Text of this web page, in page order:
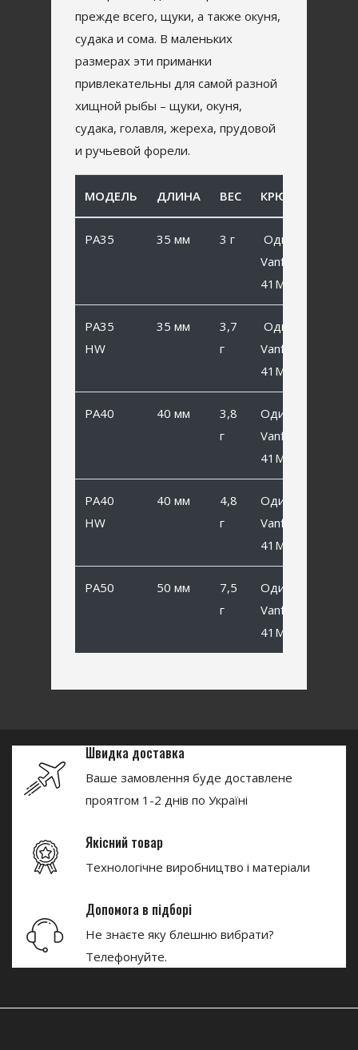
прежде всего, щуки, а также окуня,
судака и сома. В маленьких
размерах эти приманки
привлекательны для самой разной
хищной рыбы – щуки, окуня,
судака, голавля, жереха, прудовой
и ручьевой форели.
МОДЕЛЬ ДЛИНА ВЕС КРЮЧОК
PA35 35 мм 3 г
Одинарный
Vanfook SP-
41MB #6
PA35
HW
35 мм
3,7
г
Одинарный
Vanfook SP-
41MB #6
PA40 40 мм
3,8
г
Одинарный
Vanfook SP-
41MB #4
PA40
HW
40 мм
4,8
г
Одинарный
Vanfook SP-
41MB #4
PA50 50 мм
7,5
г
Одинарный
Vanfook SP-
41MB #2
Швидка доставка
Ваше замовлення буде доставлене
проятгом 1-2 днів по Україні
Якісний товар
Технологічне виробництво і матеріали
Допомога в підборі
Не знаєте яку блешню вибрати?
Телефонуйте.